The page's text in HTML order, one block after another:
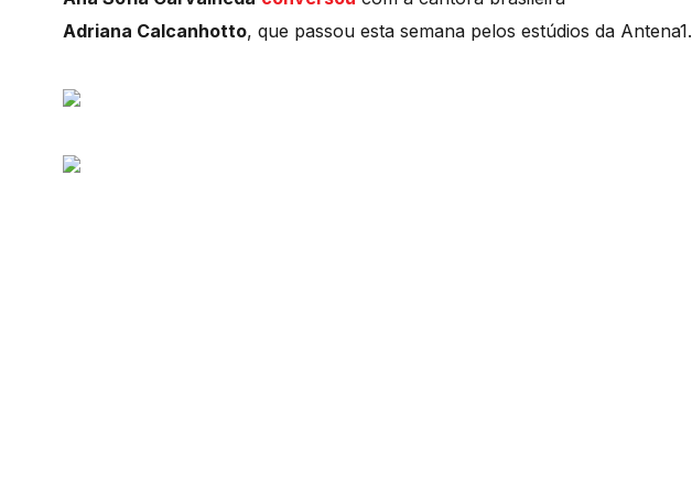
Adriana Calcanhotto, que passou esta semana pelos estúdios da Antena1.